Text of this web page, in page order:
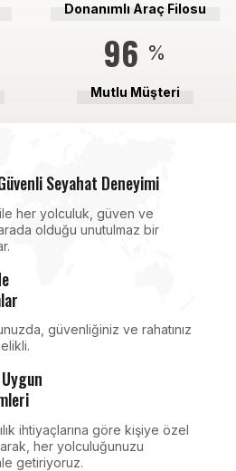
Donanımlı Araç Filosu
100 %
Mutlu Müşteri
Seyahat Deneyimi
ile her yolculuk, güven ve
olduğu unutulmaz bir
güvenliğiniz ve rahatınız
ihtiyaçlarına göre kişiye özel
her yolculuğunuzu
getiriyoruz.